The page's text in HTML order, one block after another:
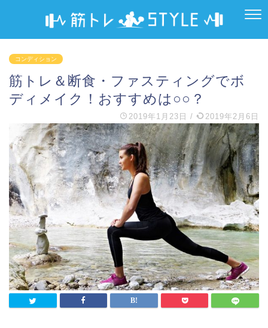
コンディション
筋トレ＆断食・ファスティングでボ
ディメイク！おすすめは○○？
2019年1月23日 / 2019年2月6日